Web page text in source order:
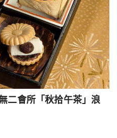
二會所「秋拾午茶」浪